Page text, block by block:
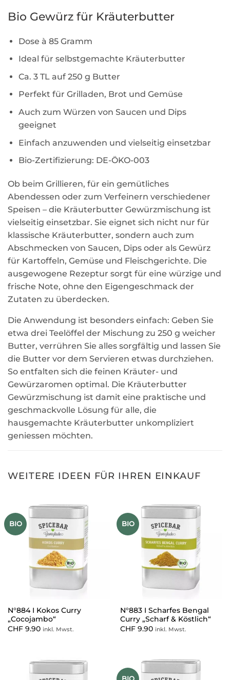
Bio Gewürz für Kräuterbutter
Dose à 85 Gramm
Ideal für selbstgemachte Kräuterbutter
Ca. 3 TL auf 250 g Butter
Perfekt für Grilladen, Brot und Gemüse
Auch zum Würzen von Saucen und Dips
geeignet
Einfach anzuwenden und vielseitig einsetzbar
Bio-Zertifizierung: DE-ÖKO-003
Ob beim Grillieren, für ein gemütliches
Abendessen oder zum Verfeinern verschiedener
Speisen – die Kräuterbutter Gewürzmischung ist
vielseitig einsetzbar. Sie eignet sich nicht nur für
klassische Kräuterbutter, sondern auch zum
Abschmecken von Saucen, Dips oder als Gewürz
für Kartoffeln, Gemüse und Fleischgerichte. Die
ausgewogene Rezeptur sorgt für eine würzige und
frische Note, ohne den Eigengeschmack der
Zutaten zu überdecken.
Die Anwendung ist besonders einfach: Geben Sie
etwa drei Teelöffel der Mischung zu 250 g weicher
Butter, verrühren Sie alles sorgfältig und lassen Sie
die Butter vor dem Servieren etwas durchziehen.
So entfalten sich die feinen Kräuter- und
Gewürzaromen optimal. Die Kräuterbutter
Gewürzmischung ist damit eine praktische und
geschmackvolle Lösung für alle, die
hausgemachte Kräuterbutter unkompliziert
geniessen möchten.
WEITERE IDEEN FÜR IHREN EINKAUF
BIO
N°884 I Kokos Curry
„Cocojambo“
CHF9.90 inkl. Mwst.
BIO
N°883 I Scharfes Bengal
Curry „Scharf & Köstlich“
CHF9.90 inkl. Mwst.